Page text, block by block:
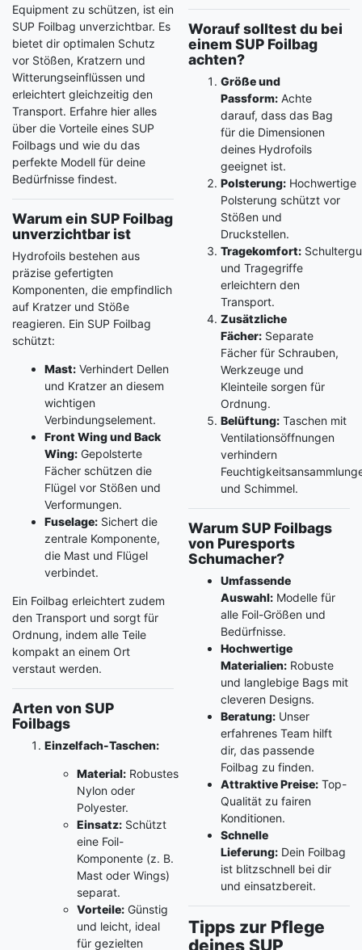
Equipment zu schützen, ist ein
SUP Foilbag unverzichtbar. Es
bietet dir optimalen Schutz
vor Stößen, Kratzern und
Witterungseinflüssen und
erleichtert gleichzeitig den
Transport. Erfahre hier alles
über die Vorteile eines SUP
Foilbags und wie du das
perfekte Modell für deine
Bedürfnisse findest.
Warum ein SUP Foilbag
unverzichtbar ist
Hydrofoils bestehen aus
präzise gefertigten
Komponenten, die empfindlich
auf Kratzer und Stöße
reagieren. Ein SUP Foilbag
schützt:
Mast: Verhindert Dellen
und Kratzer an diesem
wichtigen
Verbindungselement.
Front Wing und Back
Wing: Gepolsterte
Fächer schützen die
Flügel vor Stößen und
Verformungen.
Fuselage: Sichert die
zentrale Komponente,
die Mast und Flügel
verbindet.
Ein Foilbag erleichtert zudem
den Transport und sorgt für
Ordnung, indem alle Teile
kompakt an einem Ort
verstaut werden.
Arten von SUP
Foilbags
Einzelfach-Taschen:
Material: Robustes
Nylon oder
Polyester.
Einsatz: Schützt
eine Foil-
Komponente (z. B.
Mast oder Wings)
separat.
Vorteile: Günstig
und leicht, ideal
für gezielten
Worauf solltest du bei
einem SUP Foilbag
achten?
Größe und
Passform:Achte
darauf, dass das Bag
für die Dimensionen
deines Hydrofoils
geeignet ist.
Polsterung:Hochwertige
Polsterung schützt vor
Stößen und
Druckstellen.
Tragekomfort:
und Tragegriffe
erleichtern den
Transport.
Zusätzliche
Fächer:Separate
Fächer für Schrauben,
Werkzeuge und
Kleinteile sorgen für
Ordnung.
Belüftung:Taschen mit
Ventilationsöffnungen
verhindern
und Schimmel.
Warum SUP Foilbags
von Puresports
Schumacher?
Umfassende
Auswahl:Modelle für
alle Foil-Größen und
Bedürfnisse.
Hochwertige
Materialien:Robuste
und langlebige Bags mit
cleveren Designs.
Beratung:Unser
erfahrenes Team hilft
dir, das passende
Foilbag zu finden.
Attraktive Preise:Top-
Qualität zu fairen
Konditionen.
Schnelle
Lieferung:Dein Foilbag
ist blitzschnell bei dir
und einsatzbereit.
Tipps zur Pflege
deines SUP